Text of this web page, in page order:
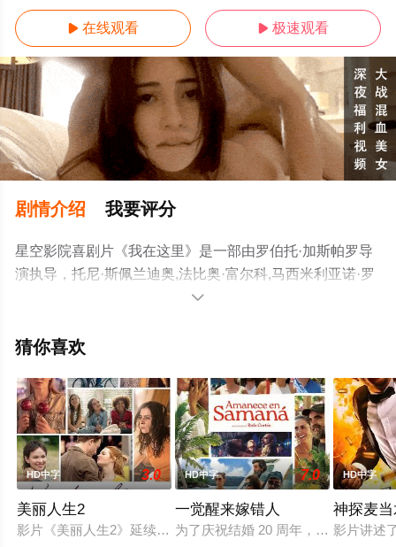
 在线观看  极速观看
剧情介绍 我要评分
星空影院喜剧片《我在这里》是一部由罗伯托·加斯帕罗导
演执导，托尼·斯佩兰迪奥,法比奥·富尔科,马西米利亚诺·罗
西等明星精彩演绎的其它电影，手机免费观看高清无删减
瓣电影、电视猫或剧情网等平台了解。

猜你喜欢
HD中字 3.0
美丽人生2
影片《美丽人生2》延续了前作《美丽》的故事线，依旧聚焦在
HD中字 7.0
一觉醒来嫁错人
为了庆祝结婚 20 周年，桑提与妻子
HD中字
神探麦
影片讲述